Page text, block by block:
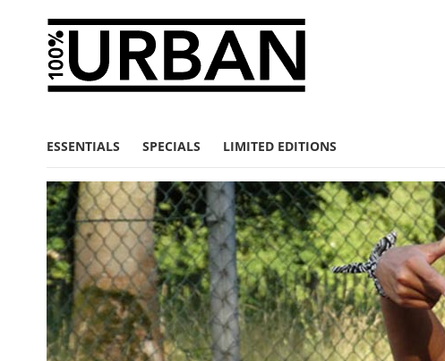
ESSENTIALS SPECIALS LIMITED EDITIONS